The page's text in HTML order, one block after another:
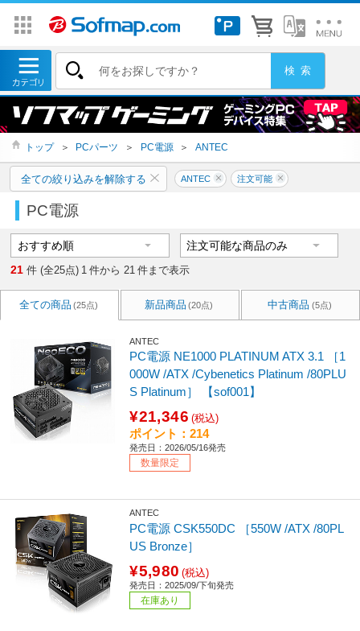
トップ ＞ PCパーツ ＞ PC電源 ＞ ANTEC
全ての絞り込みを解除する ANTEC 注文可能
PC電源
21 件 (全25点) 1 件から 21 件まで表示
全ての商品 (25点) 新品商品 (20点) 中古商品 (5点)
ANTEC
PC電源 NE1000 PLATINUM ATX 3.1 ［1
000W /ATX /Cybenetics Platinum /80PLU
S Platinum］ 【sof001】
¥21,346 (税込)
ポイント：214
発売日：2026/05/16発売
数量限定
ANTEC
PC電源 CSK550DC ［550W /ATX /80PL
US Bronze］
¥5,980 (税込)
発売日：2025/09/下旬発売
在庫あり